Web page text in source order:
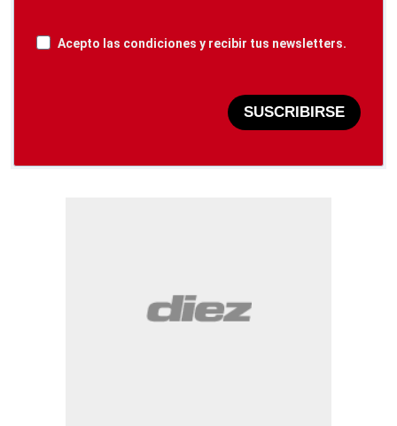
Acepto las condiciones y recibir tus newsletters.
SUSCRIBIRSE